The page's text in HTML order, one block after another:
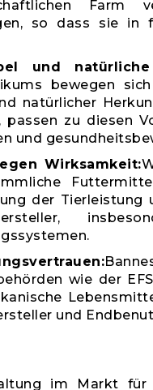
Farm
so dass sie in
und
bewegen
natürlicher
passen zu diesen
und
Wirksamkeit:
der
wie der
und
im Markt für